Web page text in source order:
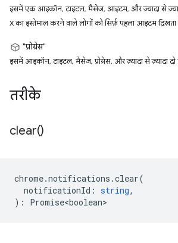
इसमें एक आइकॉन, टाइटल, मैसेज, आइटम, और ज़्यादा से
X का इस्तेमाल करने वाले लोगों को सिर्फ़ पहला आइटम दिखता
"प्रोग्रेस"
इसमें आइकॉन, टाइटल, मैसेज, प्रोग्रेस, और ज़्यादा से ज़्यादा दो
तरीके
clear()
chrome.notifications .clear(
notificationId : string,
) : Promise<boolean>